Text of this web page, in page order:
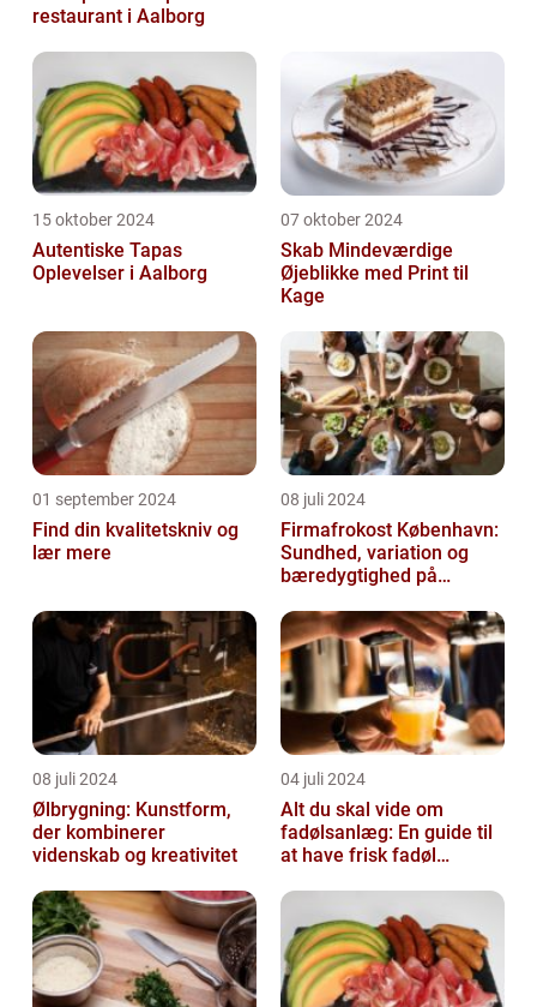
restaurant i Aalborg
15 oktober 2024
Autentiske Tapas
Oplevelser i Aalborg
07 oktober 2024
Skab Mindeværdige
Øjeblikke med Print til
Kage
01 september 2024
Find din kvalitetskniv og
lær mere
08 juli 2024
Firmafrokost København:
Sundhed, variation og
bæredygtighed på
08 juli 2024
Ølbrygning: Kunstform,
der kombinerer
videnskab og kreativitet
04 juli 2024
Alt du skal vide om
fadølsanlæg: En guide til
at have frisk fadøl